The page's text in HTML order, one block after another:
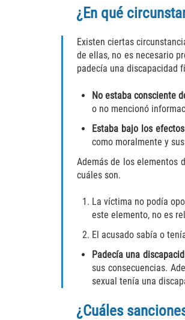
¿En qué
Existen ciertas
de ellas, no es necesario
padecía una discapacidad
No estaba consciente
o no mencionó
Estaba bajo los
como moralmente y
Además de los elementos
cuáles son.
La víctima no podía
este elemento, no es
El acusado sabía o
Padecía una
sus consecuencias.
sexual tenía una
¿Cuáles